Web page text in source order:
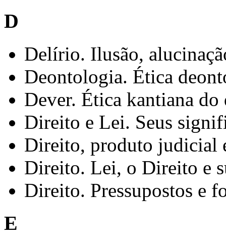
D
Delírio. Ilusão,
Deontologia. Ética
Dever. Ética kantiana do
Direito e Lei. Seus
Direito, produto judicial
Direito. Lei, o Direito e
Direito. Pressupostos e
E